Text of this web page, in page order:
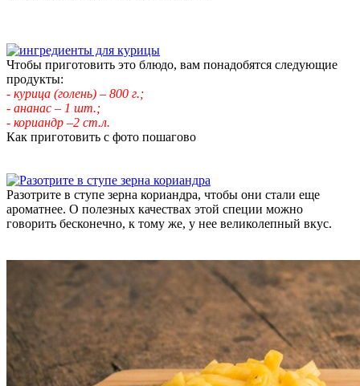
Чтобы приготовить это блюдо, вам понадобятся следующие
продукты:
- курица (голень) – 800 г.;
- ананас – 1 шт.;
- кориандр –2 ст.л.
Как приготовить с фото пошагово
Разотрите в ступе зерна кориандра, чтобы они стали еще
ароматнее. О полезных качествах этой специи можно
говорить бесконечно, к тому же, у нее великолепный вкус.